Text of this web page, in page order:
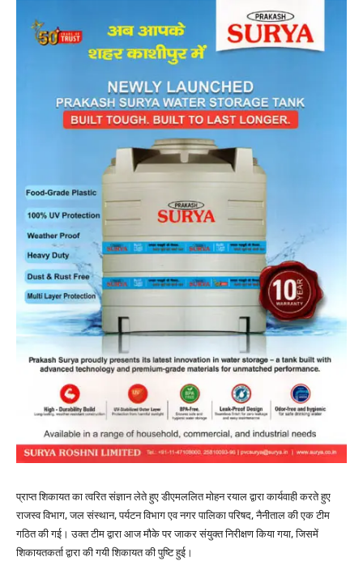
प्राप्त शिकायत का त्वरित संज्ञान लेते हुए डीएमललित मोहन रयाल द्वारा कार्यवाही करते हुए
राजस्व विभाग, जल संस्थान, पर्यटन विभाग एव नगर पालिका परिषद, नैनीताल की एक टीम
गठित की गई। उक्त टीम द्वारा आज मौके पर जाकर संयुक्त निरीक्षण किया गया, जिसमें
शिकायतकर्ता द्वारा की गयी शिकायत की पुष्टि हुई।